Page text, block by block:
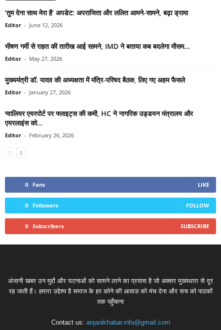
‘तुम देना साथ मेरा है’ अपडेट: अपराजिता और ललित आमने-सामने, बढ़ा ड्रामा
Editor - June 12, 2026
भीषण गर्मी से राहत की तारीख आई सामने, IMD ने बताया कब बदलेगा मौसम...
Editor - May 27, 2026
मुख्यमंत्री डॉ. यादव की अध्यक्षता में मंत्रि-परिषद बैठक, लिए गए अहम फैसले
Editor - January 27, 2026
ग्वालियर एयरपोर्ट पर फ्लाइट्स की कमी, HC ने नागरिक उड्डयन मंत्रालय और
एयरलाइंस को...
Editor - February 26, 2026
0 Fans LIKE
0 Followers FOLLOW
0 Subscribers SUBSCRIBE
अंजानी खबर उन मुद्दों और घटनाओं को सामने लाने का प्रयास है जो अक्सर मुख्यधारा से दूर
रह जाती हैं। हमारा उद्देश्य है समाज के हर कोने की आवाज़ को मंच देना और सच को पाठकों
तक पहुँचाना
Contact us: anjanikhabar.info@gmail.com